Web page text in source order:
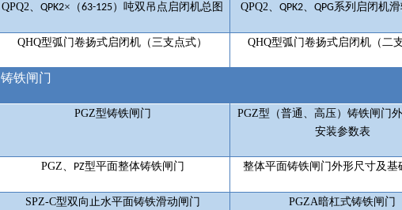
QPQ2、 QPK2×（63-125）吨双吊点启闭机总图 QPQ2、 QPK2、 QPG系列启闭机
QHQ型弧门卷扬式启闭机（三支点式） QHQ型弧门卷扬式启闭机（二支
铸铁闸门
PGZ型铸铁闸门 PGZ型（普通、高压）铸铁闸门
安装参数表
PGZ、 PZ型平面整体铸铁闸门 整体平面铸铁闸门外形尺寸及基
SPZ-C型双向止水平面铸铁滑动闸门 PGZA暗杠式铸铁闸门